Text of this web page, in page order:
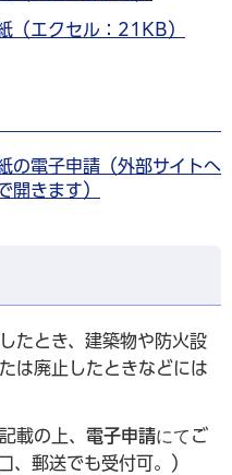
（エクセル：21KB）
の電子申請（外部サイトへ
開きます）
たとき、建築物や防火設
は廃止したときなどには
載の上、 電子申請にて ご
、郵送でも受付可。）